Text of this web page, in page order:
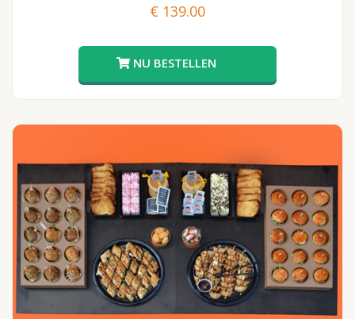
€ 139.00